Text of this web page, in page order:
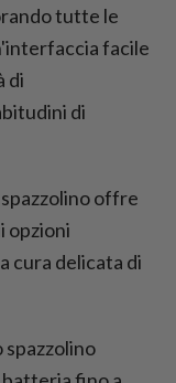
tutte le
facile
di
di
spazzolino offre
opzioni
cura delicata di
spazzolino